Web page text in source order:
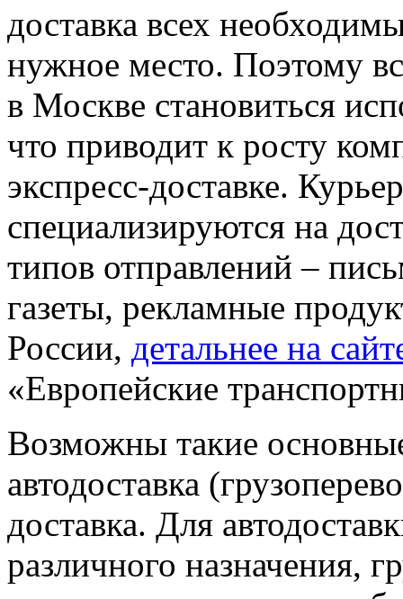
доставка всех
нужное место. Поэтому
в Москве становиться
что приводит к росту
экспресс-доставке.
специализируются на
типов отправлений –
газеты, рекламные
России, детальнее на
«Европейские
Возможны такие
автодоставка
доставка. Для
различного назначения,